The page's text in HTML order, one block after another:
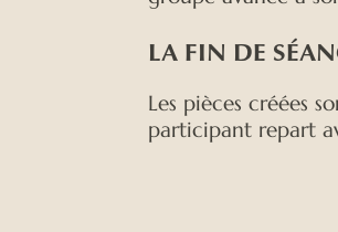
LA FIN DE
Les pièces créées
participant repart